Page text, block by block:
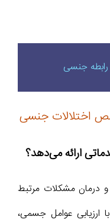
رابطه جنسی
اختلالات جنسی
ارائه می‌دهد؟
درمان مشکلات مرتبط
ارزیابی عوامل جسمی،